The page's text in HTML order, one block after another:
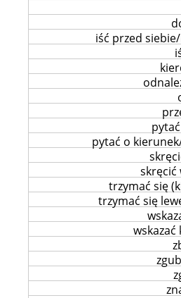
iść przed
pytać o
skręcić
trzymać się
trzymać się